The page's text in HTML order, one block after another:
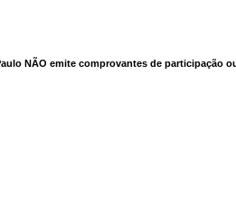
NÃO emite comprovantes de